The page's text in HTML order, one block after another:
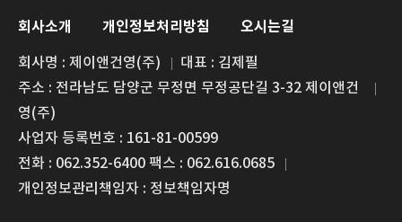
회사소개 개인정보처리방침 오시는길
회사명 : 제이앤건영(주)
대표 : 김제필
주소 : 전라남도 담양군 무정면 무정공단길 3-32 제이앤건
영(주)
사업자 등록번호 : 161-81-00599
전화 : 062.352-6400 팩스 : 062.616.0685
개인정보관리책임자 : 정보책임자명